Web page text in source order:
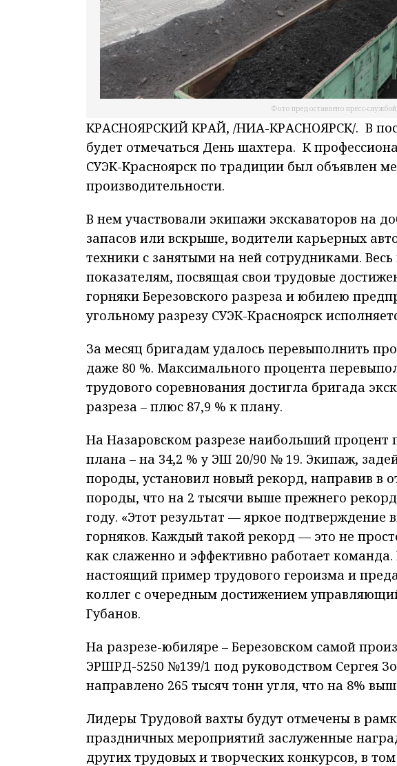
Фото предоставлено пресс-
КРАСНОЯРСКИЙ КРАЙ, /НИА-КРАСНОЯРСК/. В
будет отмечаться День шахтера. К
СУЭК-Красноярск по традиции был объявлен
производительности.
В нем участвовали экипажи экскаваторов на
запасов или вскрыше, водители карьерных
техники с занятыми на ней сотрудниками.
показателям, посвящая свои трудовые
горняки Березовского разреза и юбилею
угольному разрезу СУЭК-Красноярск
За месяц бригадам удалось перевыполнить
даже 80 %. Максимального процента
трудового соревнования достигла бригада
разреза – плюс 87,9 % к плану.
На Назаровском разрезе наибольший процент
плана – на 34,2 % у ЭШ 20/90 № 19. Экипаж,
породы, установил новый рекорд, направив в
породы, что на 2 тысячи выше прежнего
году. «Этот результат — яркое
горняков. Каждый такой рекорд — это не
как слаженно и эффективно работает
настоящий пример трудового героизма и
коллег с очередным достижением
Губанов.
На разрезе-юбиляре – Березовском самой
ЭРШРД-5250 №139/1 под руководством Сергея
направлено 265 тысяч тонн угля, что на 8%
Лидеры Трудовой вахты будут отмечены в
праздничных мероприятий заслуженные
других трудовых и творческих конкурсов, в